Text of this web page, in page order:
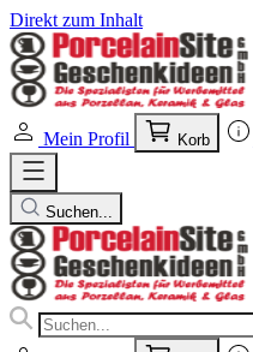
Direkt zum Inhalt
Mein Profil Korb
Suchen...